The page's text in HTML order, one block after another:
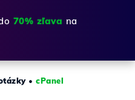
70% zľava na
•cPanel